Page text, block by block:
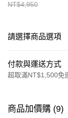
NT$4,950
請選擇商品選項
付款與運送方式
超取滿NT$1,500免
信用卡一次付款
商品加價購 (9)